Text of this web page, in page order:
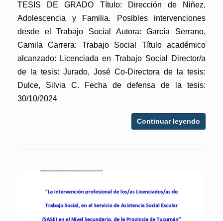
TESIS DE GRADO Título: Dirección de Niñez,
Adolescencia y Familia. Posibles intervenciones
desde el Trabajo Social Autora: García Serrano,
Camila Carrera: Trabajo Social Título académico
alcanzado: Licenciada en Trabajo Social Director/a
de la tesis: Jurado, José Co-Directora de la tesis:
Dulce, Silvia C. Fecha de defensa de la tesis:
30/10/2024
Continuar leyendo